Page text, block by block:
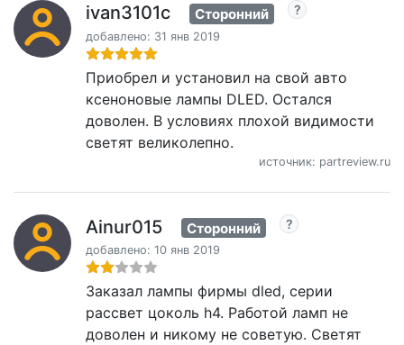
ivan3101c Сторонний
добавлено: 31 янв 2019
Приобрел и установил на свой авто
ксеноновые лампы DLED. Остался
доволен. В условиях плохой видимости
светят великолепно.
источник: partreview.ru
Ainur015 Сторонний
добавлено: 10 янв 2019
Заказал лампы фирмы dled, серии
рассвет цоколь h4. Работой ламп не
доволен и никому не советую. Светят